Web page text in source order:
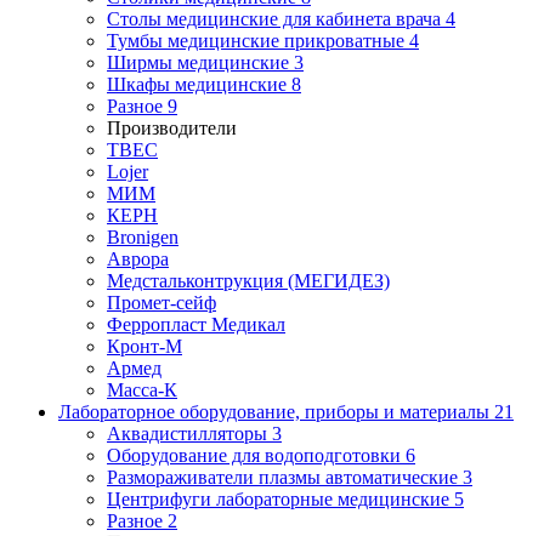
Столы медицинские для кабинета врача 4
Тумбы медицинские прикроватные 4
Ширмы медицинские 3
Шкафы медицинские 8
Разное 9
Производители
ТВЕС
Lojer
МИМ
КЕРН
Bronigen
Аврора
Медстальконтрукция (МЕГИДЕЗ)
Промет-сейф
Ферропласт Медикал
Кронт-М
Армед
Масса-К
Лабораторное оборудование, приборы и материалы 21
Аквадистилляторы 3
Оборудование для водоподготовки 6
Размораживатели плазмы автоматические 3
Центрифуги лабораторные медицинские 5
Разное 2